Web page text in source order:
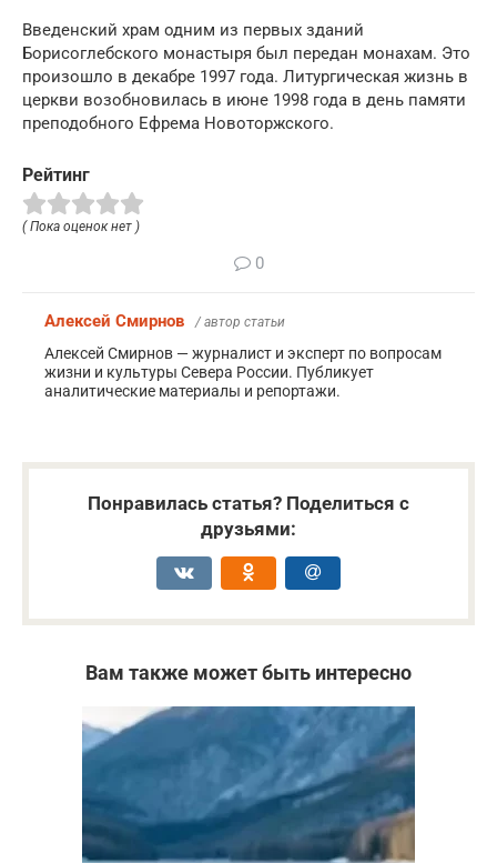
Введенский храм одним из первых зданий
Борисоглебского монастыря был передан монахам. Это
произошло в декабре 1997 года. Литургическая жизнь в
церкви возобновилась в июне 1998 года в день памяти
преподобного Ефрема Новоторжского.
Рейтинг
( Пока оценок нет )
0
Алексей Смирнов / автор статьи
Алексей Смирнов — журналист и эксперт по вопросам
жизни и культуры Севера России. Публикует
аналитические материалы и репортажи.
Понравилась статья? Поделиться с
друзьями:
Вам также может быть интересно